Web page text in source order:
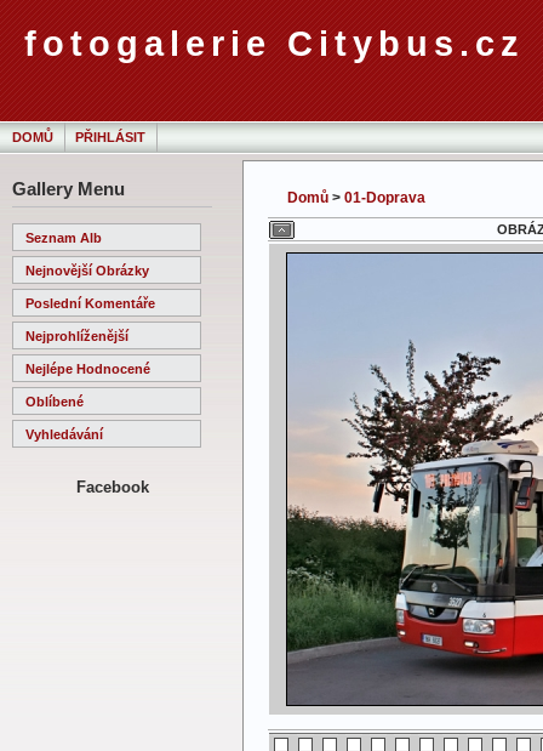
fotogalerie Citybus.cz
DOMŮ PŘIHLÁSIT
Gallery Menu
Seznam Alb
Nejnovější Obrázky
Poslední Komentáře
Nejprohlíženější
Nejlépe Hodnocené
Oblíbené
Vyhledávání
Facebook
Domů > 01-Doprava